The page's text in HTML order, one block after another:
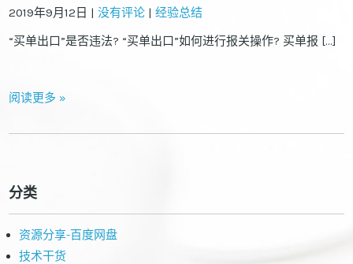
2019年9月12日 |没有评论 |经验总结
“买单出口”是否违法? “买单出口”如何进行报关操作? 买单报 […]
阅读更多 »
分类
资源分享-百度网盘
技术干货